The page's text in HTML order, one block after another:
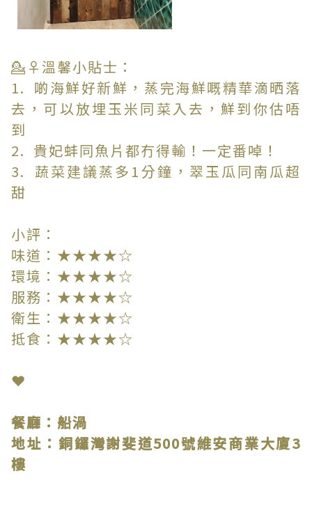
💁♀️溫馨小貼士：
1. 啲海鮮好新鮮，蒸完海鮮嘅精華滴晒落
去，可以放埋玉米同菜入去，鮮到你估唔
到
2. 貴妃蚌同魚片都冇得輸！一定番啅！
3. 蔬菜建議蒸多1分鐘，翠玉瓜同南瓜超
甜
小評：
味道：★★★★☆
環境：★★★★☆
服務：★★★★☆
衛生：★★★★☆
抵食：★★★★☆
❤
餐廳：船渦
地址：銅鑼灣謝斐道500號維安商業大廈3
樓